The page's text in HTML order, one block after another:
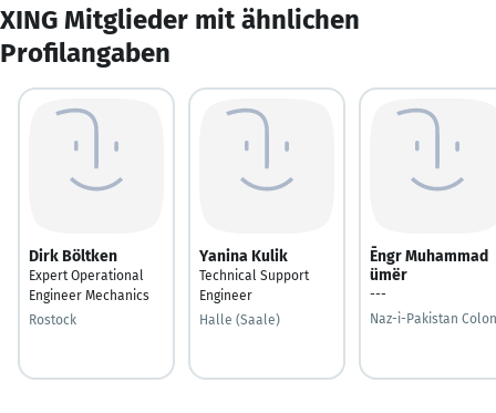
XING Mitglieder mit ähnlichen
Profilangaben
Dirk Böltken
Expert Operational
Engineer Mechanics
Rostock
Yanina Kulik
Technical Support
Engineer
Halle (Saale)
Ēngr Muhammad
ümër
---
Naz-i-Pakistan